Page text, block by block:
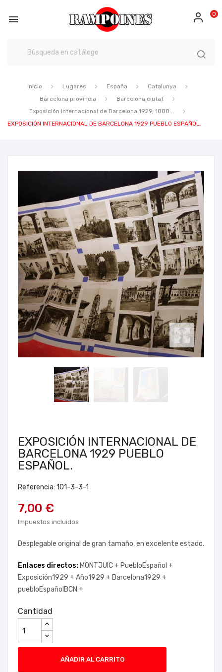
 0
Inicio Lugares España
Catalunya
Barcelona provincia
Barcelona ciutat
Exposición Internacional de Barcelona 1929, 1888...
EXPOSICIÓN INTERNACIONAL DE BARCELONA 1929 PUEBLO ESPAÑOL.
EXPOSICIÓN INTERNACIONAL DE
BARCELONA 1929 PUEBLO
ESPAÑOL.
Referencia: 101-3-3-1
7,00 €
Impuestos incluidos
Desplegable original de gran tamaño, en excelente estado.
Enlaces directos: MONTJUIC + PuebloEspañol +
Exposición1929 +Año1929 + Barcelona1929 +
puebloEspañolBCN +
Cantidad
AÑADIR AL CARRITO